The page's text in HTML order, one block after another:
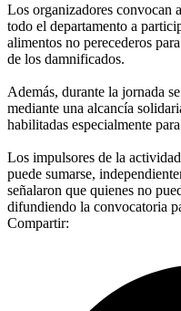
Los organizadores convocan
todo el departamento a
alimentos no perecederos
de los damnificados.
Además, durante la jornada
mediante una alcancía
habilitadas especialmente
Los impulsores de la
puede sumarse,
señalaron que quienes no
difundiendo la convocatoria
Compartir: